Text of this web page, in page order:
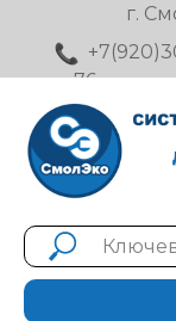
76⠀⠀⠀
⠀⠀⠀г.